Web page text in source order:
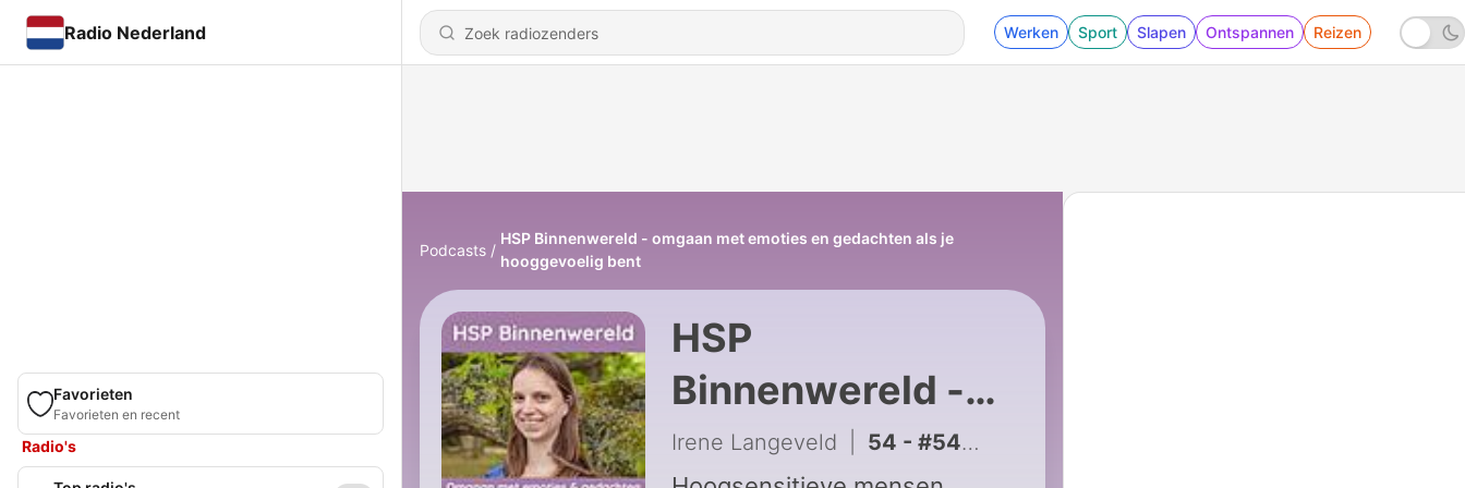
Radio Nederland Werken Sport Slapen Ontspannen Reizen
Favorieten
Favorieten en recent
Radio's
Podcasts
HSP Binnenwereld - omgaan met emoties en gedachten als je
hooggevoelig bent
HSP
Binnenwereld -
omgaan met
Irene Langeveld 54 - #54 Oke zijn met niet-weten